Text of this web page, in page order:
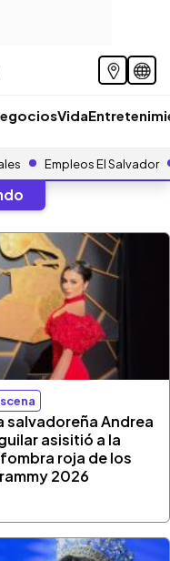
Vida
Empleos El Salvador
salvadoreña Andrea
asisitió a la
roja de los
2026